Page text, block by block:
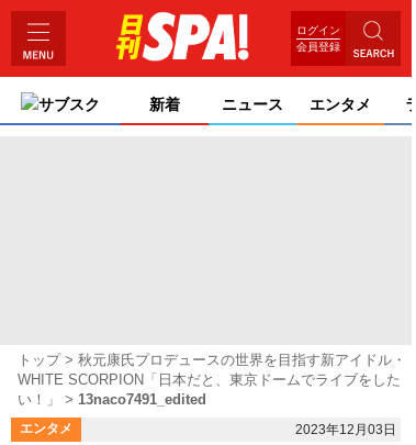
ログイン
会員登録
サブスク 新着 ニュース エンタメ
トップ
秋元康氏プロデュースの世界を目指す新アイドル・
WHITE SCORPION「日本だと、東京ドームでライブをした
い！」
13naco7491_edited
エンタメ 2023年12月03日